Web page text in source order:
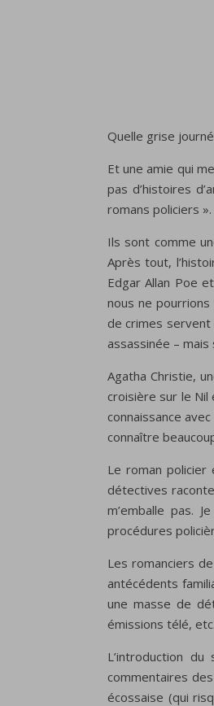
Quelle grise
Et une amie qui
pas d’histoires
romans policiers ».
Ils sont comme
Après tout,
Edgar Allan Poe
nous ne
de crimes
assassinée –
Agatha Christie,
croisière sur le Nil
connaissance
connaître
Le roman
détectives
m’emballe pas.
procédures
Les romanciers
antécédents
une masse de
émissions télé,
L’introduction
commentaires
écossaise (qui